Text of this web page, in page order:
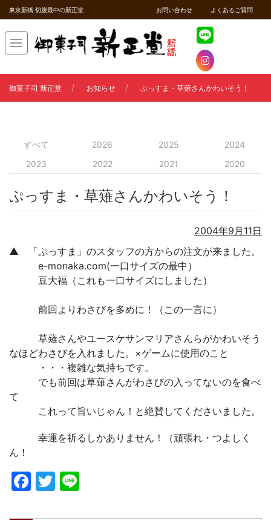
東京新橋 切腹最中の新正堂 お問い合わせ よくあるご質問
御菓子司 新正堂 お知らせ ぷっすま・草薙さんかわいそう！
すべて 2026 2025
2024
2023
2022 2021 2020
ぷっすま・草薙さんかわいそう！
2004年9月11日
▲ 「ぷっすま」のスタッフの方からの注文が来ました。
e-monaka.com(一口サイズの最中）
豆大福（これも一口サイズにしました）
前回よりわさびを多めに！（この一言に）
草薙さんやユースケサンマリアさんらがかわいそう
なほどわさびを入れました。×ゲームに使用のこと
・・・複雑な気持ちです。
でも前回は草薙さんがわさびの入ってないのを食べ
て
これって旨いじゃん！と絶賛してくださいました。
幸運を祈るしかありません！（頑張れ・つよしく
ん！
Facebook
Twitter